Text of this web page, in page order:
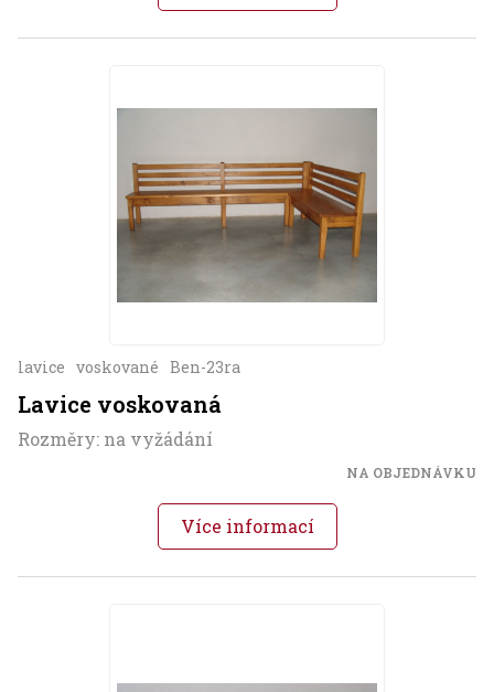
lavice voskované Ben-23ra
Lavice voskovaná
Rozměry: na vyžádání
NA OBJEDNÁVKU
Více informací